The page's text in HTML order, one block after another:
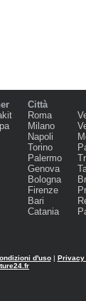
Città
Roma
Milano
Napoli
Torino
Palermo
Genova
Bologna
Firenze
Bari
Catania
d'uso| Privacy